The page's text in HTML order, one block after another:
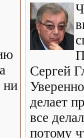
ни
Сергей
делает
все
потому